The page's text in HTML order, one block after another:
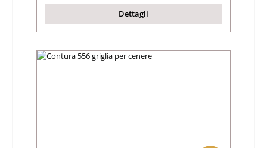
Dettagli